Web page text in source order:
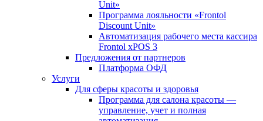
Unit»
Программа лояльности «Frontol
Discount Unit»
Автоматизация рабочего места кассира
Frontol xPOS 3
Предложения от партнеров
Платформа ОФД
Услуги
Для сферы красоты и здоровья
Программа для салона красоты —
управление, учет и полная